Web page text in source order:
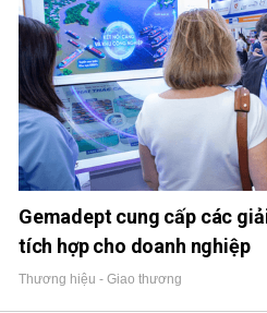
Gemadept cung cấp các
tích hợp cho doanh nghiệp
Thương hiệu - Giao thương